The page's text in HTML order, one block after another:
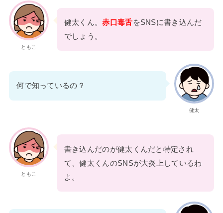
ともこ
健太くん。赤口毒舌をSNSに書き込んだ
でしょう。
健太
何で知っているの？
ともこ
書き込んだのが健太くんだと特定され
て、健太くんのSNSが大炎上しているわ
よ。